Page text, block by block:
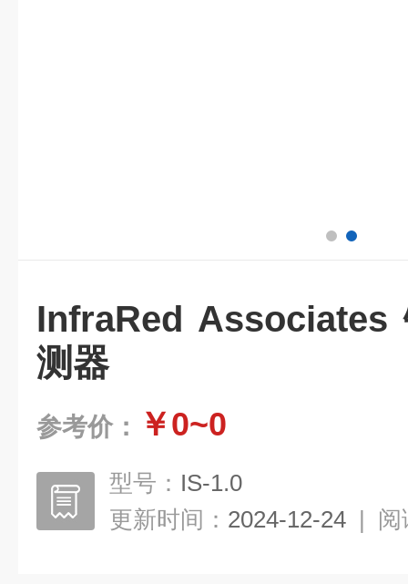
InfraRed
测器
参考价： ￥0~0
型号： IS-1.0
更新时间： 2024-12-24 | 阅